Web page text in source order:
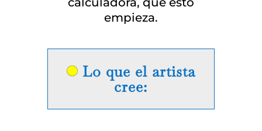
empieza.
Lo que el artista
cree: